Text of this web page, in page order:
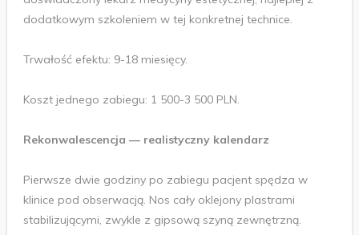
dodatkowym szkoleniem w tej konkretnej technice.
Trwałość efektu: 9-18 miesięcy.
Koszt jednego zabiegu: 1 500-3 500 PLN.
Rekonwalescencja — realistyczny kalendarz
Pierwsze dwie godziny po zabiegu pacjent spędza w
klinice pod obserwacją. Nos cały oklejony plastrami
stabilizującymi, zwykle z gipsową szyną zewnętrzną.